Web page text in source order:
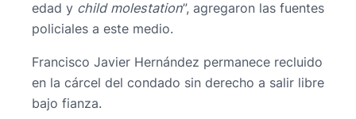
edad y child molestation”, agregaron las fuentes
policiales a este medio.
Francisco Javier Hernández permanece recluido
en la cárcel del condado sin derecho a salir libre
bajo fianza.